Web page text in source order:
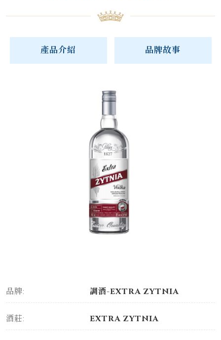
產品介紹 品牌故事
品牌: 調酒-EXTRA ZYTNIA
酒莊: EXTRA ZYTNIA